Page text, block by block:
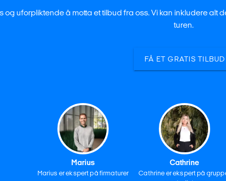
og uforpliktende å motta et tilbud fra oss. Vi kan inkludere alt
turen.
FÅ ET GRATIS TILBUD
Marius
Marius er ekspert på firmaturer
Cathrine
Cathrine er ekspert på